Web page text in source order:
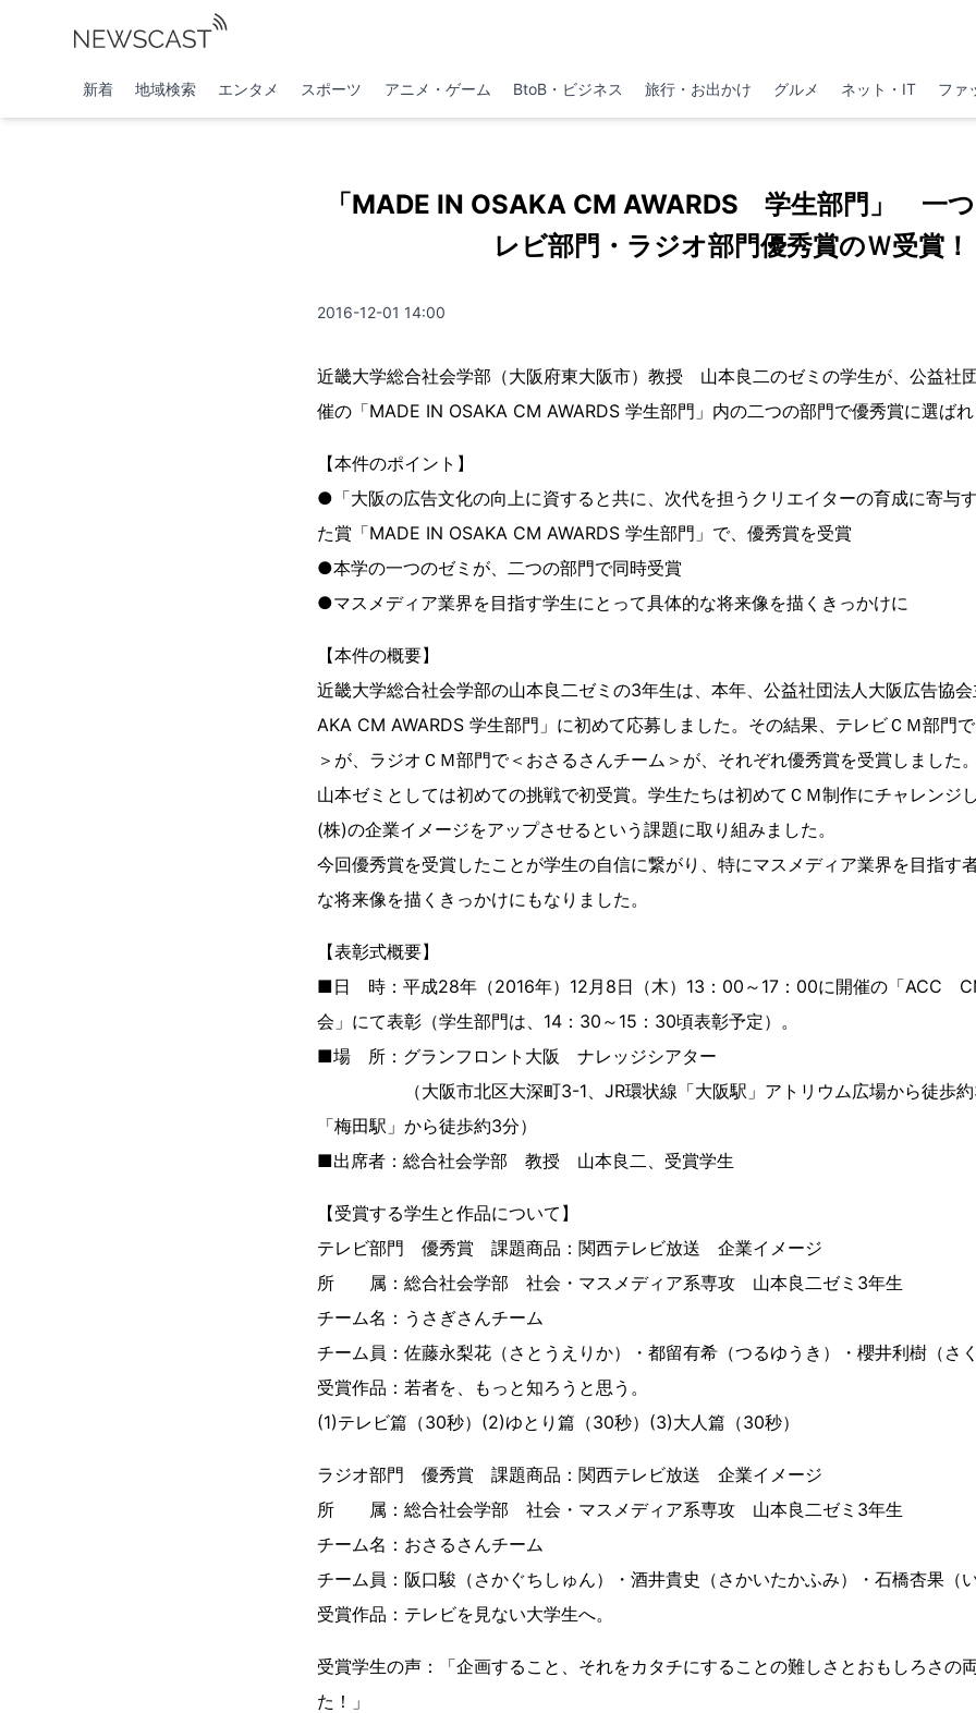
新着 地域検索 エンタメ スポーツ アニメ・ゲーム BtoB・ビジネス 旅行・お出かけ グルメ ネット・IT ファ
「MADE IN OSAKA CM AWARDS 学生部門」 一
レビ部門・ラジオ部門優秀賞のＷ受賞！
2016-12-01 14:00
近畿大学総合社会学部（大阪府東大阪市）教授 山本良二のゼミの学生が、公益社
催の「MADE IN OSAKA CM AWARDS 学生部門」内の二つの部門で優秀賞に選ば
【本件のポイント】
●「大阪の広告文化の向上に資すると共に、次代を担うクリエイターの育成に寄与
た賞「MADE IN OSAKA CM AWARDS 学生部門」で、優秀賞を受賞
●本学の一つのゼミが、二つの部門で同時受賞
●マスメディア業界を目指す学生にとって具体的な将来像を描くきっかけに
【本件の概要】
近畿大学総合社会学部の山本良二ゼミの3年生は、本年、公益社団法人大阪広告協
AKA CM AWARDS 学生部門」に初めて応募しました。その結果、テレビＣＭ部門
＞が、ラジオＣＭ部門で＜おさるさんチーム＞が、それぞれ優秀賞を受賞しました
山本ゼミとしては初めての挑戦で初受賞。学生たちは初めてＣＭ制作にチャレンジ
(株)の企業イメージをアップさせるという課題に取り組みました。
今回優秀賞を受賞したことが学生の自信に繋がり、特にマスメディア業界を目指す
な将来像を描くきっかけにもなりました。
【表彰式概要】
■日 時：平成28年（2016年）12月8日（木）13：00～17：00に開催の「ACC
会」にて表彰（学生部門は、14：30～15：30頃表彰予定）。
■場 所：グランフロント大阪 ナレッジシアター
（大阪市北区大深町3-1、JR環状線「大阪駅」アトリウム広場から徒歩約3
「梅田駅」から徒歩約3分）
■出席者：総合社会学部 教授 山本良二、受賞学生
【受賞する学生と作品について】
テレビ部門 優秀賞 課題商品：関西テレビ放送 企業イメージ
所 属：総合社会学部 社会・マスメディア系専攻 山本良二ゼミ3年生
チーム名：うさぎさんチーム
チーム員：佐藤永梨花（さとうえりか）・都留有希（つるゆうき）・櫻井利樹（さ
受賞作品：若者を、もっと知ろうと思う。
(1)テレビ篇（30秒）(2)ゆとり篇（30秒）(3)大人篇（30秒）
ラジオ部門 優秀賞 課題商品：関西テレビ放送 企業イメージ
所 属：総合社会学部 社会・マスメディア系専攻 山本良二ゼミ3年生
チーム名：おさるさんチーム
チーム員：阪口駿（さかぐちしゅん）・酒井貴史（さかいたかふみ）・石橋杏果（
受賞作品：テレビを見ない大学生へ。
受賞学生の声：「企画すること、それをカタチにすることの難しさとおもしろさの
た！」